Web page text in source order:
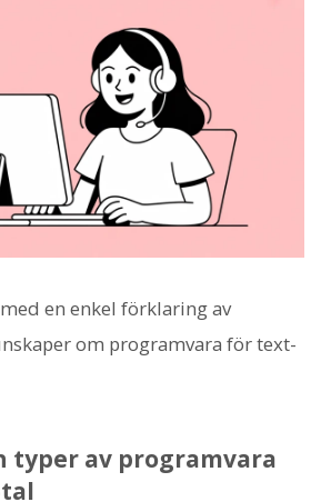
en enkel förklaring av
om programvara för text-
typer av programvara